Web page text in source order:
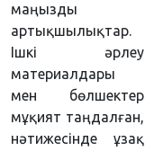
маңызды
артықшылықтар.
Ішкі әрлеу
материалдары
мен бөлшектер
мұқият таңдалған,
нәтижесінде ұзақ